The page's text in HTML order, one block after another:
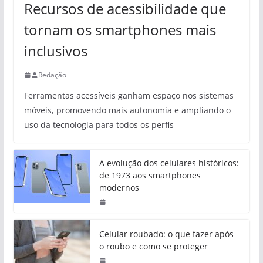
Recursos de acessibilidade que
tornam os smartphones mais
inclusivos
Redação
Ferramentas acessíveis ganham espaço nos sistemas
móveis, promovendo mais autonomia e ampliando o
uso da tecnologia para todos os perfis
A evolução dos celulares históricos:
de 1973 aos smartphones
modernos
Celular roubado: o que fazer após
o roubo e como se proteger